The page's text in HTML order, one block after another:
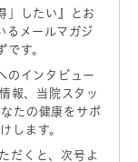
」したい』
とお
るメールマガジ
です。
のインタビュー
報、当院スタッ
たの健康をサポ
します。
だくと、次号よ